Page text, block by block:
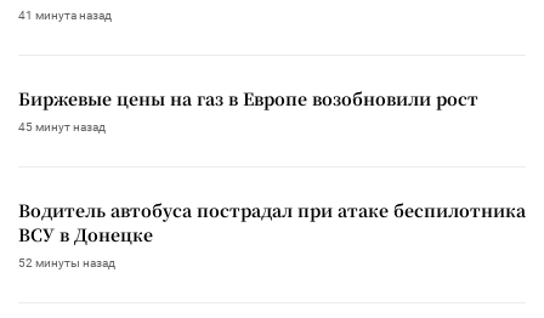
41 минута назад
Биржевые цены на газ в Европе возобновили рост
45 минут назад
Водитель автобуса пострадал при атаке беспилотника
ВСУ в Донецке
52 минуты назад